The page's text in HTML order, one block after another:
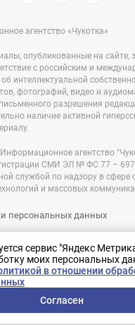
сервис "Яндекс
моих персональных
в отношении
Согласен
агентство «Чукотка»
опубликованные на
с российским и
интеллектуальной
фотографий, видео и
разрешения
наличие активной
агентство
СМИ ЭЛ № ФС 77 –
службой по надзору в сфере
и массовых
персональных данных